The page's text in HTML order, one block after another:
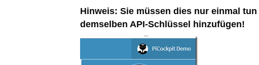
Hinweis: Sie müssen dies nur einmal
demselben API-Schlüssel hinzufügen!